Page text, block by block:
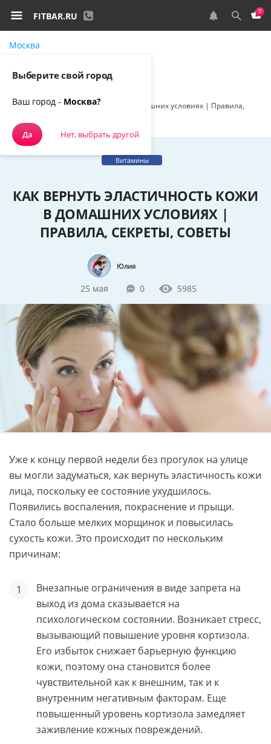
FITBAR.RU 0
Москва
Как вернуть эластичность кожи в домашних условиях | Правила,
Витамины
КАК ВЕРНУТЬ ЭЛАСТИЧНОСТЬ КОЖИ
В ДОМАШНИХ УСЛОВИЯХ |
ПРАВИЛА, СЕКРЕТЫ, СОВЕТЫ
Юлия
25 мая 0 5985
Уже к концу первой недели без прогулок на улице
вы могли задуматься, как вернуть эластичность кожи
лица, поскольку ее состояние ухудшилось.
Появились воспаления, покраснение и прыщи.
Стало больше мелких морщинок и повысилась
сухость кожи. Это происходит по нескольким
причинам:
Внезапные ограничения в виде запрета на
выход из дома сказывается на
психологическом состоянии. Возникает стресс,
вызывающий повышение уровня кортизола.
Его избыток снижает барьерную функцию
кожи, поэтому она становится более
чувствительной как к внешним, так и к
внутренним негативным факторам. Еще
повышенный уровень кортизола замедляет
заживление кожных повреждений.
Выберите свой город
Ваш город - Москва?
Да Нет, выбрать другой